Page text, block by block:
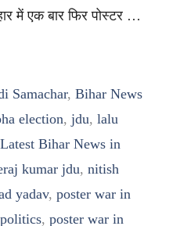
में एक बार फिर पोस्टर …
Samachar, Bihar News
election, jdu, lalu
Latest Bihar News in
kumar jdu, nitish
yadav, poster war in
, poster war in